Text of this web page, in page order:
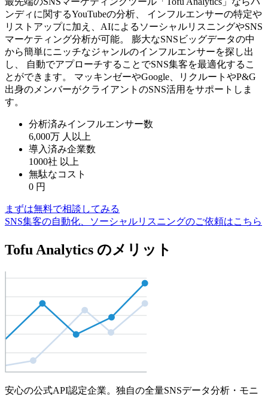
ンディに関するYouTubeの分析、 インフルエンサーの特定や
リストアップに加え、AIによるソーシャルリスニングやSNS
マーケティング分析が可能。 膨大なSNSビッグデータの中
から簡単にニッチなジャンルのインフルエンサーを探し出
し、 自動でアプローチすることでSNS集客を最適化するこ
とができます。 マッキンゼーやGoogle、リクルートやP&G
出身のメンバーがクライアントのSNS活用をサポートしま
す。
分析済みインフルエンサー数
6,000万 人以上
導入済み企業数
1000社 以上
無駄なコスト
0 円
まずは無料で相談してみる
SNS集客の自動化、ソーシャルリスニングのご依頼はこちら
Tofu Analytics のメリット
安心の公式API認定企業。独自の全量SNSデータ分析・モニ